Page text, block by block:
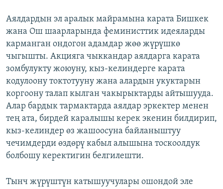
Аялдардын эл аралык майрамына карата Бишкек
жана Ош шаарларында феминисттик идеяларды
карманган ондогон адамдар жөө жүрүшкө
чыгышты. Акцияга чыккандар аялдарга карата
зомбулукту жоюуну, кыз-келиндерге карата
кодулоону токтотууну жана алардын укуктарын
коргоону талап кылган чакырыктарды айтышууда.
Алар бардык тармактарда аялдар эркектер менен
тең ата, бирдей каралышы керек экенин билдирип,
кыз-келиндер өз жашоосуна байланыштуу
чечимдерди өздөрү кабыл алышына тоскоолдук
болбошу керектигин белгилешти.
Тынч жүрүштүн катышуучулары ошондой эле